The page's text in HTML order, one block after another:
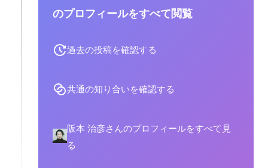
のプロフィールをすべて閲覧
過去の投稿を確認する
共通の知り合いを確認する
阪本 治彦さんのプロフィールをすべて見
る